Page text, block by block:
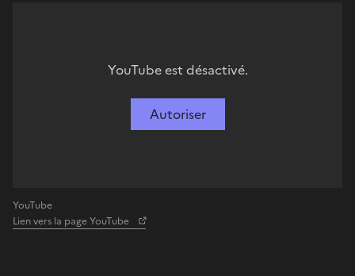
YouTube est désactivé.
Autoriser
YouTube
Lien vers la page YouTube